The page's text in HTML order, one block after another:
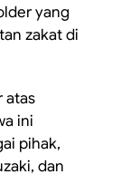
yang
zakat di
atas
ini
pihak,
dan